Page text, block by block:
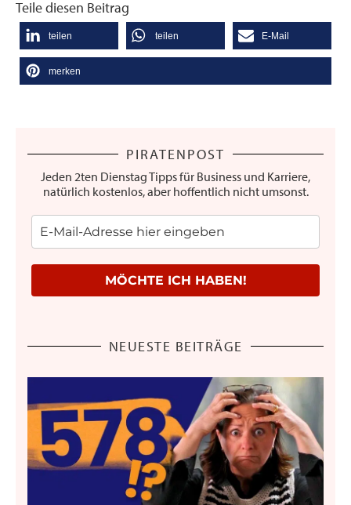
Teile diesen Beitrag
teilen teilen E-Mail
merken
PIRATENPOST
Jeden 2ten Dienstag Tipps für Business und Karriere,
natürlich kostenlos, aber hoffentlich nicht umsonst.
MÖCHTE ICH HABEN!
NEUESTE BEITRÄGE